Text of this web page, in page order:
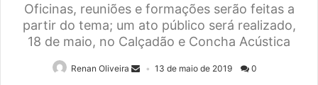
Oficinas, reuniões e formações serão feitas a
partir do tema; um ato público será realizado,
18 de maio, no Calçadão e Concha Acústica
Renan Oliveira 13 de maio de 2019 0